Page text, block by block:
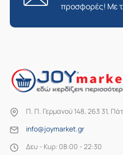
προσφορές! Με
Π. Π. Γερμανού 148, 263 31,
info@joymarket.gr
Δευ - Κυρ: 08:00 - 22:30